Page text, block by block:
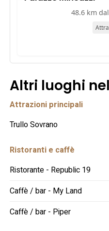
48.6 km
Altri luoghi
Attrazioni principali
Trullo Sovrano
Ristoranti e caffè
Ristorante - Republic 19
Caffè / bar - My Land
Caffè / bar - Piper